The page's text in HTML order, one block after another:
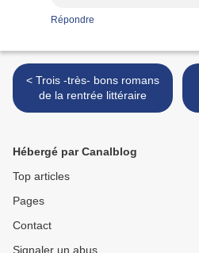
Répondre
< Trois -très- bons romans
de la rentrée littéraire
Hébergé par Canalblog
Top articles
Pages
Contact
Signaler un abus